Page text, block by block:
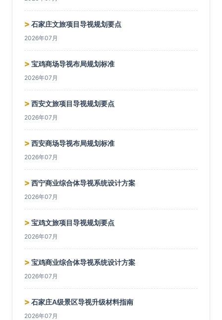
> 石家庄文旅项目导视规划要点
2026年07月
> 宝鸡商场导视布局规划标准
2026年07月
> 西安文旅项目导视规划要点
2026年07月
> 西安商场导视布局规划标准
2026年07月
> 西宁商业综合体导视系统设计方案
2026年07月
> 宝鸡文旅项目导视规划要点
2026年07月
> 宝鸡商业综合体导视系统设计方案
2026年07月
> 石家庄A级景区导视升级材料指南
2026年07月